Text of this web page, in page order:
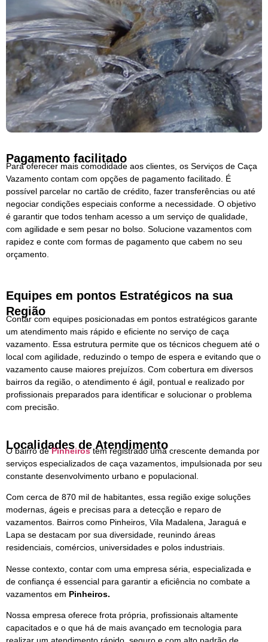
Pagamento facilitado
Para oferecer mais comodidade aos clientes, os Serviços de Caça
Vazamento contam com opções de pagamento facilitado. É
possível parcelar no cartão de crédito, fazer transferências ou até
negociar condições especiais conforme a necessidade. O objetivo
é garantir que todos tenham acesso a um serviço de qualidade,
com agilidade e sem pesar no bolso. Solucione vazamentos com
rapidez e conte com formas de pagamento que cabem no seu
orçamento.
Equipes em pontos Estratégicos na sua
Região
Contar com equipes posicionadas em pontos estratégicos garante
um atendimento mais rápido e eficiente no serviço de caça
vazamento. Essa estrutura permite que os técnicos cheguem até o
local com agilidade, reduzindo o tempo de espera e evitando que o
vazamento cause maiores prejuízos. Com cobertura em diversos
bairros da região, o atendimento é ágil, pontual e realizado por
profissionais preparados para identificar e solucionar o problema
com precisão.
Localidades de Atendimento
O bairro dePinheirostem registrado uma crescente demanda por
serviços especializados de caça vazamentos, impulsionada por seu
constante desenvolvimento urbano e populacional.
Com cerca de 870 mil de habitantes, essa região exige soluções
modernas, ágeis e precisas para a detecção e reparo de
vazamentos. Bairros como Pinheiros, Vila Madalena, Jaraguá e
Lapa se destacam por sua diversidade, reunindo áreas
residenciais, comércios, universidades e polos industriais.
Nesse contexto, contar com uma empresa séria, especializada e
de confiança é essencial para garantir a eficiência no combate a
vazamentos em Pinheiros.
Nossa empresa oferece frota própria, profissionais altamente
capacitados e o que há de mais avançado em tecnologia para